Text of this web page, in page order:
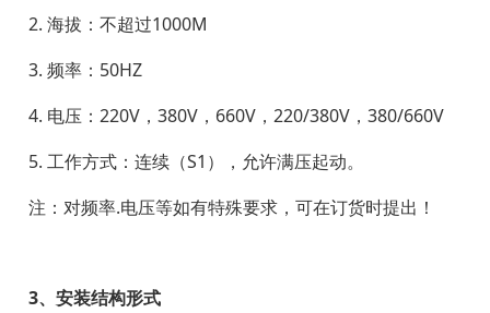
2. 海拔：不超过1000M
3. 频率：50HZ
4. 电压：220V，380V，660V，220/380V，380/660V
5. 工作方式：连续（S1），允许满压起动。
注：对频率.电压等如有特殊要求，可在订货时提出！
3、安装结构形式